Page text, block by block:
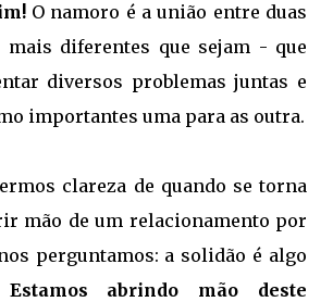
O namoro é a união entre duas
diferentes que sejam - que
diversos problemas juntas e
importantes uma para as outra.
clareza de quando se torna
mão de um relacionamento por
perguntamos: a solidão é algo
Estamos abrindo mão deste